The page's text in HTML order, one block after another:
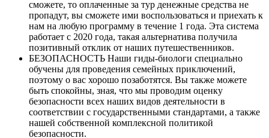
сможете, то оплаченные за тур денежные средства не
пропадут, вы сможете ими воспользоваться и приехать к
нам на любую программу в течение 1 года. Эта система
работает с 2020 года, такая альтернатива получила
позитивный отклик от наших путешественников.
БЕЗОПАСНОСТЬ Наши гиды-биологи специально
обучены для проведения семейных приключений,
поэтому о вас хорошо позаботятся. Вы также можете
быть спокойны, зная, что мы проводим оценку
безопасности всех наших видов деятельности в
соответствии с государственными стандартами, а также
нашей собственной комплексной политикой
безопасности.